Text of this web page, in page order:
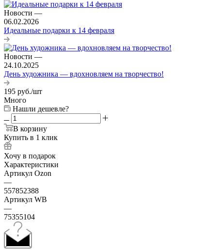
Новости —
06.02.2026
Идеальные подарки к 14 февраля
Новости —
24.10.2025
День художника — вдохновляем на творчество!
195 руб./шт
Много
Нашли дешевле?
В корзину
Купить в 1 клик
Хочу в подарок
Характеристики
Артикул Ozon
—
557852388
Артикул WB
—
75355104